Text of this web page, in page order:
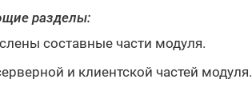
разделы:
составные части модуля.
и клиентской частей модуля.